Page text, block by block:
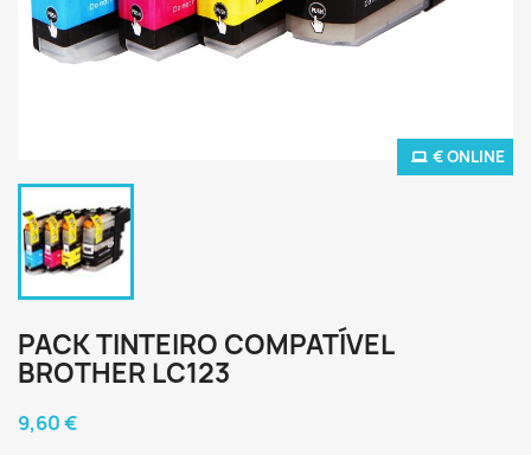
€ ONLINE
PACK TINTEIRO COMPATÍVEL
BROTHER LC123
9,60 €